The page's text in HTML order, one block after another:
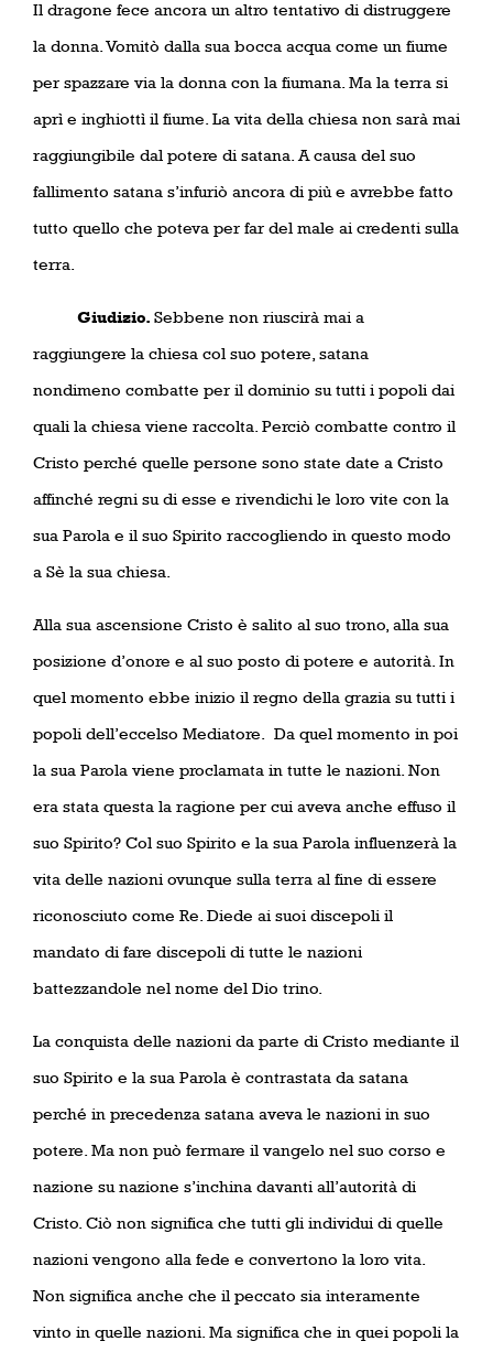
Il dragone fece ancora un altro tentativo di distruggere
la donna. Vomitò dalla sua bocca acqua come un fiume
per spazzare via la donna con la fiumana. Ma la terra si
aprì e inghiottì il fiume. La vita della chiesa non sarà mai
raggiungibile dal potere di satana. A causa del suo
fallimento satana s’infuriò ancora di più e avrebbe fatto
tutto quello che poteva per far del male ai credenti sulla
terra.
Giudizio. Sebbene non riuscirà mai a
raggiungere la chiesa col suo potere, satana
nondimeno combatte per il dominio su tutti i popoli dai
quali la chiesa viene raccolta. Perciò combatte contro il
Cristo perché quelle persone sono state date a Cristo
affinché regni su di esse e rivendichi le loro vite con la
sua Parola e il suo Spirito raccogliendo in questo modo
a Sè la sua chiesa.
Alla sua ascensione Cristo è salito al suo trono, alla sua
posizione d’onore e al suo posto di potere e autorità. In
quel momento ebbe inizio il regno della grazia su tutti i
popoli dell’eccelso Mediatore.
Da quel momento in poi
la sua Parola viene proclamata in tutte le nazioni. Non
era stata questa la ragione per cui aveva anche effuso il
suo Spirito? Col suo Spirito e la sua Parola influenzerà la
vita delle nazioni ovunque sulla terra al fine di essere
riconosciuto come Re. Diede ai suoi discepoli il
mandato di fare discepoli di tutte le nazioni
battezzandole nel nome del Dio trino.
La conquista delle nazioni da parte di Cristo mediante il
suo Spirito e la sua Parola è contrastata da satana
perché in precedenza satana aveva le nazioni in suo
potere. Ma non può fermare il vangelo nel suo corso e
nazione su nazione s’inchina davanti all’autorità di
Cristo. Ciò non significa che tutti gli individui di quelle
nazioni vengono alla fede e convertono la loro vita.
Non significa anche che il peccato sia interamente
vinto in quelle nazioni. Ma significa che in quei popoli la